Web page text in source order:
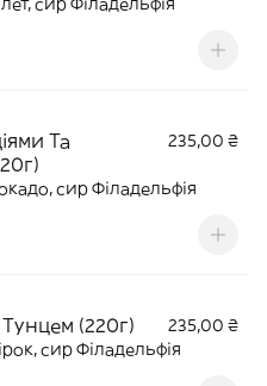
Та
235,00 ₴
сир Філадельфія
(220г)
235,00 ₴
сир Філадельфія